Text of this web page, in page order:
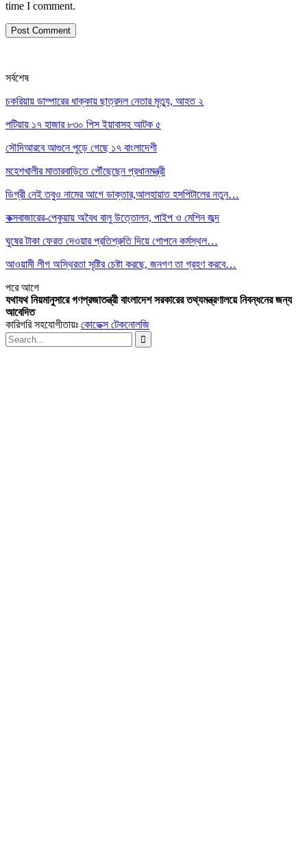
time I comment.
সর্বশেষ
চকরিয়ায় ডাম্পারের ধাক্কায় ছাত্রদল নেতার মৃত্যু, আহত ২
পটিয়ায় ১৭ হাজার ৮৩০ পিস ইয়াবাসহ আটক ৫
সৌদিআরবে আগুনে পুড়ে গেছে ১৭ বাংলাদেশী
মহেশখালীর মাতারবাড়িতে পৌঁছেছেন প্রধানমন্ত্রী
ডিগ্রী নেই তবুও নামের আগে ডাক্তার,আলহায়াত হসপিটালের নতুন…
কক্সবাজারের-পেকুয়ায় অবৈধ বালু উত্তোলন, পাইপ ও মেশিন জব্দ
ঘুষের টাকা ফেরত দেওয়ার প্রতিশ্রুতি দিয়ে গোপনে কর্মস্থল…
আওয়ামী লীগ অস্থিরতা সৃষ্টির চেষ্টা করছে, জনগণ তা গ্রহণ করবে…
পরেআগে
যথাযথ নিয়মানুসারে গণপ্রজাতন্ত্রী বাংলাদেশ সরকারের তথ্যমন্ত্রণালয়ে নিবন্ধনের জন্য
আবেদিত
কারিগরি সহযোগীতায়ঃ কোডেক্স টেকনোলজি